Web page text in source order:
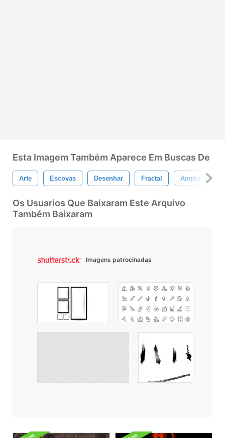
Esta Imagem Também Aparece Em Buscas De
Arte Escovas Desenhar Fractal Ampla
Os Usuarios Que Baixaram Este Arquivo
Também Baixaram
Imagens patrocinadas